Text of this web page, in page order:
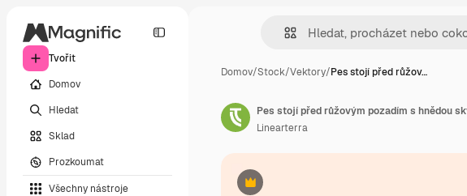
Tvořit
Domov
Hledat
Sklad
Prozkoumat
Všechny nástroje
Domov/Stock/Vektory/Pes stojí před růžov…
Premium
Pes stojí před růžovým pozadím s hnědou
Linearterra